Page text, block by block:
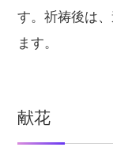
す。祈祷後は
ます。
献花